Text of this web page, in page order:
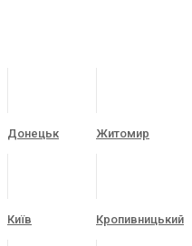
Донецьк Житомир
Київ Кропивницький